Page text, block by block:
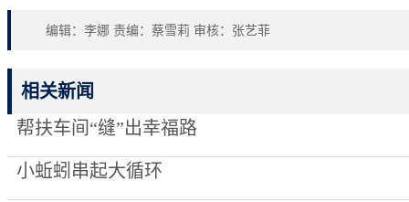
编辑：李娜 责编：蔡雪莉 审核：张艺菲
相关新闻
帮扶车间“缝”出幸福路
小蚯蚓串起大循环